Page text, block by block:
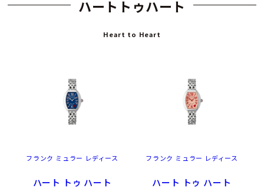
ハートトゥハート
Heart to Heart
フランク ミュラー レディース
ハート トゥ ハート
フランク ミュラー レディース
ハート トゥ ハート